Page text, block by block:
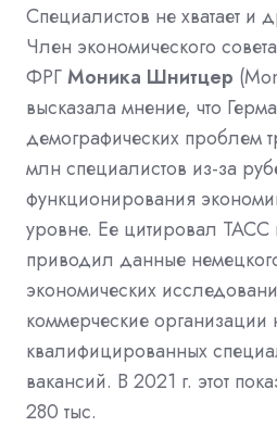
Специалистов не хватает и
Член экономического
ФРГМоника Шнитцер
высказала мнение, что
демографических проблем
млн специалистов из-за
функционирования
уровне. Ее цитировал ТАСС
приводил данные
экономических
коммерческие организации
квалифицированных
вакансий. В 2021 г. этот
280 тыс.